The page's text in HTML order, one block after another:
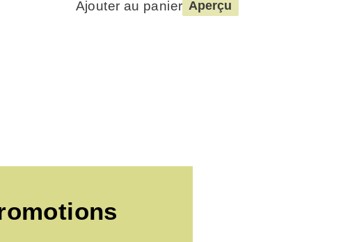
Ajouter au panier Aperçu